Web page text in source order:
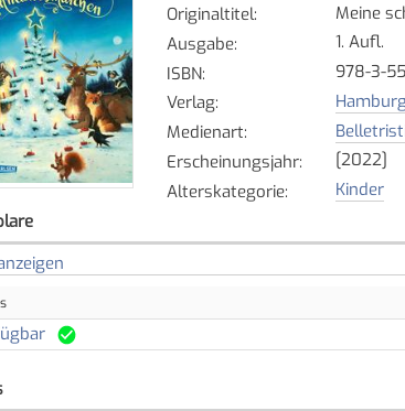
Originaltitel:
Meine
Ausgabe:
1. Aufl.
ISBN:
978-3-
Verlag:
Medienart:
Erscheinungsjahr:
[2022]
Alterskategorie: Kinder